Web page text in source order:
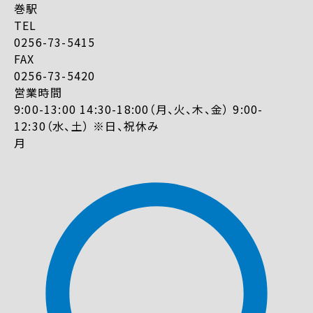
巻駅
TEL
0256-73-5415
FAX
0256-73-5420
営業時間
9:00-13:00 14:30-18:00（月、火、木、金） 9:00-
12:30（水、土） ※日、祝休み
月